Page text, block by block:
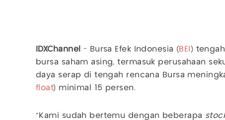
IDXChannel - Bursa Efek Indonesia ( BEI )
bursa saham asing, termasuk perusahaan
daya serap di tengah rencana Bursa
float) minimal 15 persen.
"Kami sudah bertemu dengan beberapa